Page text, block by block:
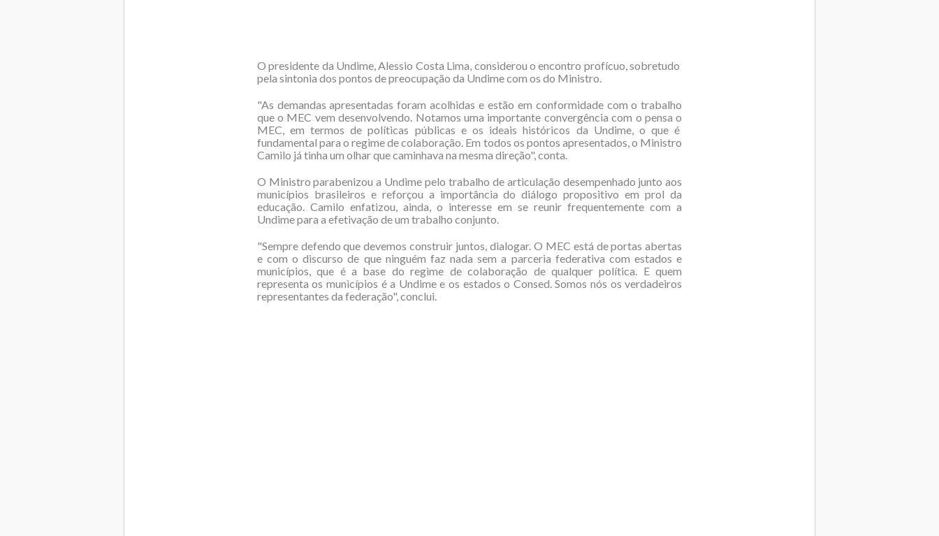
O presidente da Undime, Alessio Costa Lima, considerou o encontro profícuo, sobretudo
pela sintonia dos pontos de preocupação da Undime com os do Ministro.
"As demandas apresentadas foram acolhidas e estão em conformidade com o trabalho
que o MEC vem desenvolvendo. Notamos uma importante convergência com o pensa o
MEC, em termos de políticas públicas e os ideais históricos da Undime, o que é
fundamental para o regime de colaboração. Em todos os pontos apresentados, o Ministro
Camilo já tinha um olhar que caminhava na mesma direção", conta.
O Ministro parabenizou a Undime pelo trabalho de articulação desempenhado junto aos
municípios brasileiros e reforçou a importância do diálogo propositivo em prol da
educação. Camilo enfatizou, ainda, o interesse em se reunir frequentemente com a
Undime para a efetivação de um trabalho conjunto.
"Sempre defendo que devemos construir juntos, dialogar. O MEC está de portas abertas
e com o discurso de que ninguém faz nada sem a parceria federativa com estados e
municípios, que é a base do regime de colaboração de qualquer política. E quem
representa os municípios é a Undime e os estados o Consed. Somos nós os verdadeiros
representantes da federação", conclui.